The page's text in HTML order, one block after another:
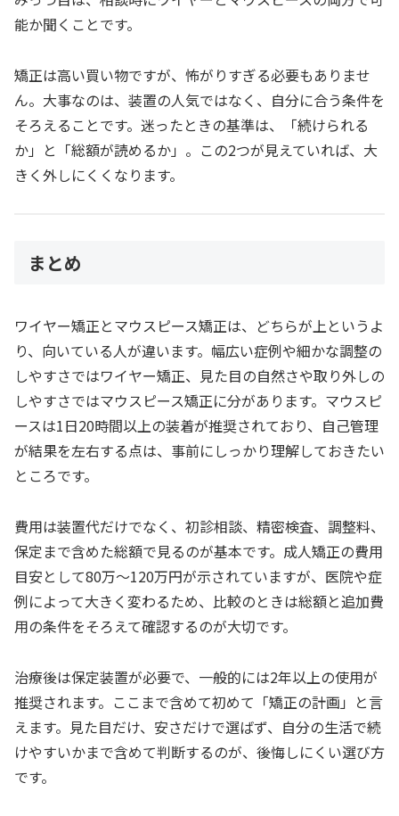
能か聞くことです。
矯正は高い買い物ですが、怖がりすぎる必要もありませ
ん。大事なのは、装置の人気ではなく、自分に合う条件を
そろえることです。迷ったときの基準は、「続けられる
か」と「総額が読めるか」。この2つが見えていれば、大
きく外しにくくなります。
まとめ
ワイヤー矯正とマウスピース矯正は、どちらが上というよ
り、向いている人が違います。幅広い症例や細かな調整の
しやすさではワイヤー矯正、見た目の自然さや取り外しの
しやすさではマウスピース矯正に分があります。マウスピ
ースは1日20時間以上の装着が推奨されており、自己管理
が結果を左右する点は、事前にしっかり理解しておきたい
ところです。
費用は装置代だけでなく、初診相談、精密検査、調整料、
保定まで含めた総額で見るのが基本です。成人矯正の費用
目安として80万〜120万円が示されていますが、医院や症
例によって大きく変わるため、比較のときは総額と追加費
用の条件をそろえて確認するのが大切です。
治療後は保定装置が必要で、一般的には2年以上の使用が
推奨されます。ここまで含めて初めて「矯正の計画」と言
えます。見た目だけ、安さだけで選ばず、自分の生活で続
けやすいかまで含めて判断するのが、後悔しにくい選び方
です。